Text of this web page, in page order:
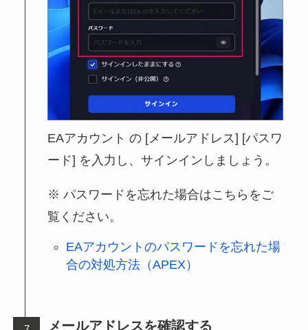
EAアカウント の [メールアドレス] [パスワ
ード] を入力し、サインインしましょう。
パスワードを忘れた場合はこちらをご
覧ください。
EAアカウントのパスワードを忘れた場
合の対処方法（APEX）
メールアドレスを確認する